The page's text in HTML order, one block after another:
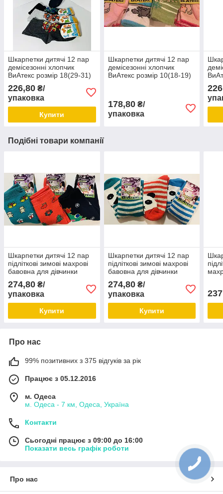
Шкарпетки дитячі 12 пар
демісезонні хлопчик
ВиАтекс розмір 18(29-31)
226,80 ₴/
упаковка
Купити
Шкарпетки дитячі 12 пар
демісезонні хлопчик
ВиАтекс розмір 10(18-19)
178,80₴/
упаковка
Подібні товари компанії
Шкарпетки дитячі 12 пар
підліткові зимові махрові
бавовна для дівчинки
"ВиАтекс" розмір 18 (29-
31) мікс кольорів
274,80 ₴/
упаковка
Купити
Шкарпетки дитячі 12 пар
підліткові зимові махрові
бавовна для дівчинки
"ВиАтекс" розмір 18 (29-
31) мікс кольорів
274,80₴/
упаковка
Купити
237
Про нас
99% позитивних з 375 відгуків за рік
Працює з 05.12.2016
м. Одеса
м. Одеса - 7 км, Одеса, Україна
Контакти
Сьогодні працює з 09:00 до 16:00
Показати весь графік роботи
Про нас